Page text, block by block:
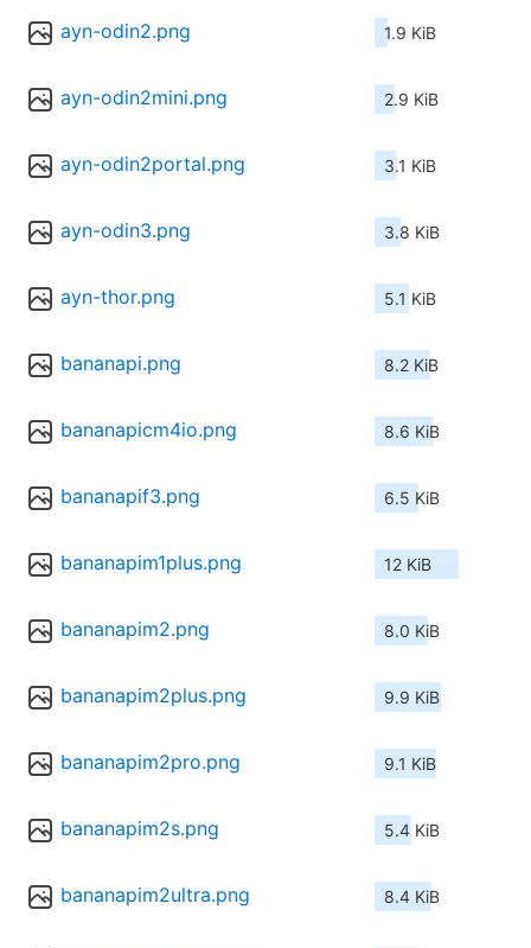
ayn-odin2.png 1.9 KiB
ayn-odin2mini.png 2.9 KiB
ayn-odin2portal.png 3.1 KiB
ayn-odin3.png 3.8 KiB
ayn-thor.png 5.1 KiB
bananapi.png 8.2 KiB
bananapicm4io.png 8.6 KiB
bananapif3.png 6.5 KiB
bananapim1plus.png 12 KiB
bananapim2.png 8.0 KiB
bananapim2plus.png 9.9 KiB
bananapim2pro.png 9.1 KiB
bananapim2s.png 5.4 KiB
bananapim2ultra.png 8.4 KiB